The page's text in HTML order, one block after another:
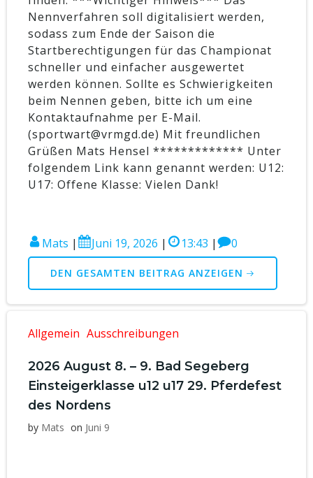
Nennverfahren soll digitalisiert werden,
sodass zum Ende der Saison die
Startberechtigungen für das Championat
schneller und einfacher ausgewertet
werden können. Sollte es Schwierigkeiten
beim Nennen geben, bitte ich um eine
Kontaktaufnahme per E-Mail.
(sportwart@vrmgd.de) Mit freundlichen
Grüßen Mats Hensel ************* Unter
folgendem Link kann genannt werden: U12:
U17: Offene Klasse: Vielen Dank!
Mats | Juni 19, 2026 | 13:43 | 0
DEN GESAMTEN BEITRAG ANZEIGEN
Allgemein Ausschreibungen
2026 August 8. – 9. Bad Segeberg
Einsteigerklasse u12 u17 29. Pferdefest
des Nordens
by Mats on Juni 9